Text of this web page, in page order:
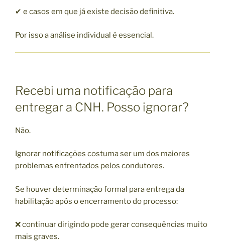
✔ e casos em que já existe decisão definitiva.
Por isso a análise individual é essencial.
Recebi uma notificação para
entregar a CNH. Posso ignorar?
Não.
Ignorar notificações costuma ser um dos maiores
problemas enfrentados pelos condutores.
Se houver determinação formal para entrega da
habilitação após o encerramento do processo:
❌ continuar dirigindo pode gerar consequências muito
mais graves.